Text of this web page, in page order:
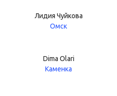
Лидия Чуйкова
Омск
Dima Olari
Каменка